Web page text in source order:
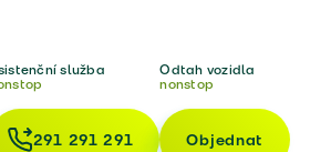
služba
291 291 291
Odtah vozidla
nonstop
Objednat